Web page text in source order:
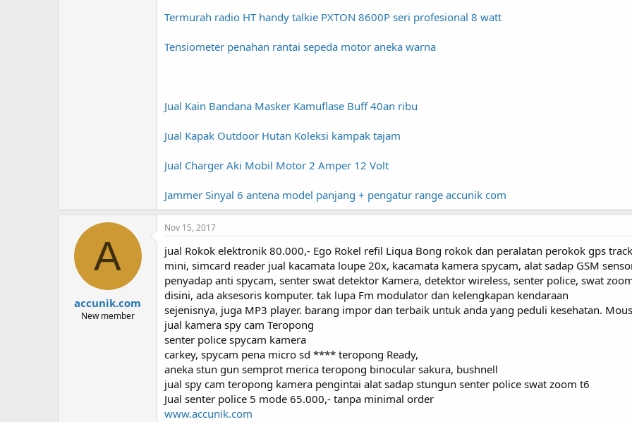
Termurah radio HT handy talkie PXTON 8600P seri profesional 8 watt
Tensiometer penahan rantai sepeda motor aneka warna
Jual Kain Bandana Masker Kamuflase Buff 40an ribu
Jual Kapak Outdoor Hutan Koleksi kampak tajam
Jual Charger Aki Mobil Motor 2 Amper 12 Volt
Jammer Sinyal 6 antena model panjang + pengatur range accunik com
A
accunik.com
New member
Nov 15, 2017
jual Rokok elektronik 80.000,- Ego Rokel refil Liqua Bong rokok dan peralatan perokok gps
mini, simcard reader jual kacamata loupe 20x, kacamata kamera spycam, alat sadap GSM
penyadap anti spycam, senter swat detektor Kamera, detektor wireless, senter police, swat
disini, ada aksesoris komputer. tak lupa Fm modulator dan kelengkapan kendaraan
sejenisnya, juga MP3 player. barang impor dan terbaik untuk anda yang peduli kesehatan.
jual kamera spy cam Teropong
senter police spycam kamera
carkey, spycam pena micro sd **** teropong Ready,
aneka stun gun semprot merica teropong binocular sakura, bushnell
jual spy cam teropong kamera pengintai alat sadap stungun senter police swat zoom t6
Jual senter police 5 mode 65.000,- tanpa minimal order
www.accunik.com